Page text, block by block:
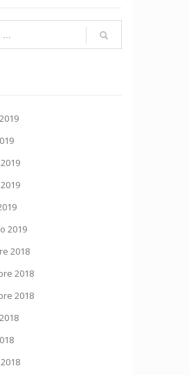
2019
2018
2018
2018